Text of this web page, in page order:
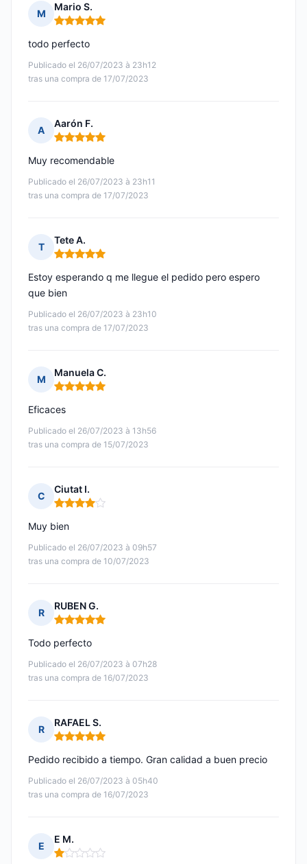
M
Mario S.
Nota: 5 de 5
Publicado el 26/07/2023 à 23h12
tras una compra de 17/07/2023
todo perfecto
A
Aarón F.
Nota: 5 de 5
Publicado el 26/07/2023 à 23h11
tras una compra de 17/07/2023
Muy recomendable
T
Tete A.
Nota: 5 de 5
Publicado el 26/07/2023 à 23h10
tras una compra de 17/07/2023
Estoy esperando q me llegue el pedido pero espero
que bien
M
Manuela C.
Nota: 5 de 5
Publicado el 26/07/2023 à 13h56
tras una compra de 15/07/2023
Eficaces
C
Ciutat I.
Nota: 4 de 5
Publicado el 26/07/2023 à 09h57
tras una compra de 10/07/2023
Muy bien
R
RUBEN G.
Nota: 5 de 5
Publicado el 26/07/2023 à 07h28
tras una compra de 16/07/2023
Todo perfecto
R
RAFAEL S.
Nota: 5 de 5
Publicado el 26/07/2023 à 05h40
tras una compra de 16/07/2023
Pedido recibido a tiempo. Gran calidad a buen precio
E
E M.
Nota: 1 de 5